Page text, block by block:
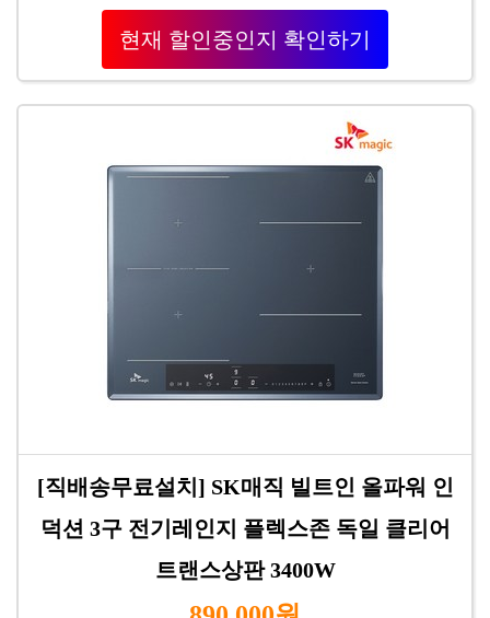
현재 할인중인지 확인하기
[직배송무료설치] SK매직 빌트인 올파워 인
덕션 3구 전기레인지 플렉스존 독일 클리어
트랜스상판 3400W